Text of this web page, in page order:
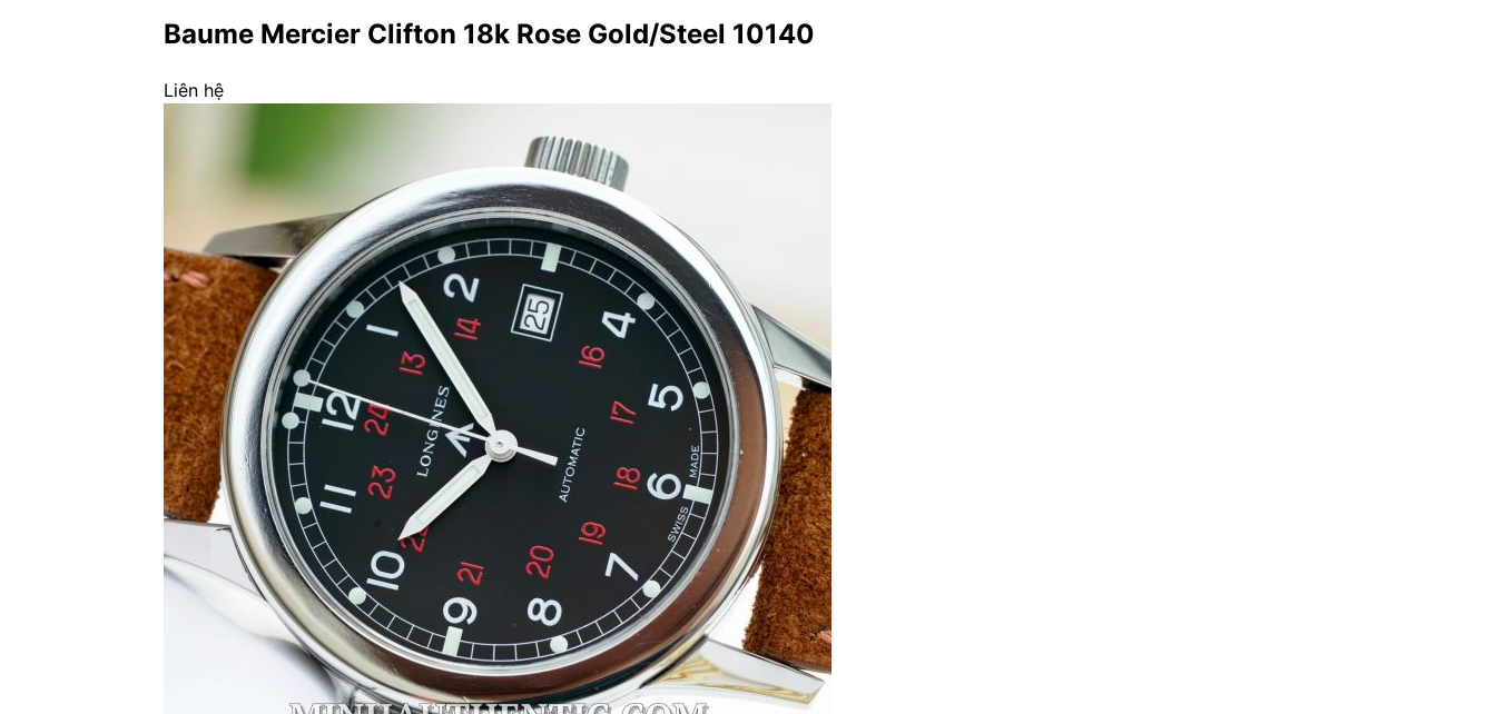
Baume Mercier Clifton 18k Rose Gold/Steel 10140
Liên hệ